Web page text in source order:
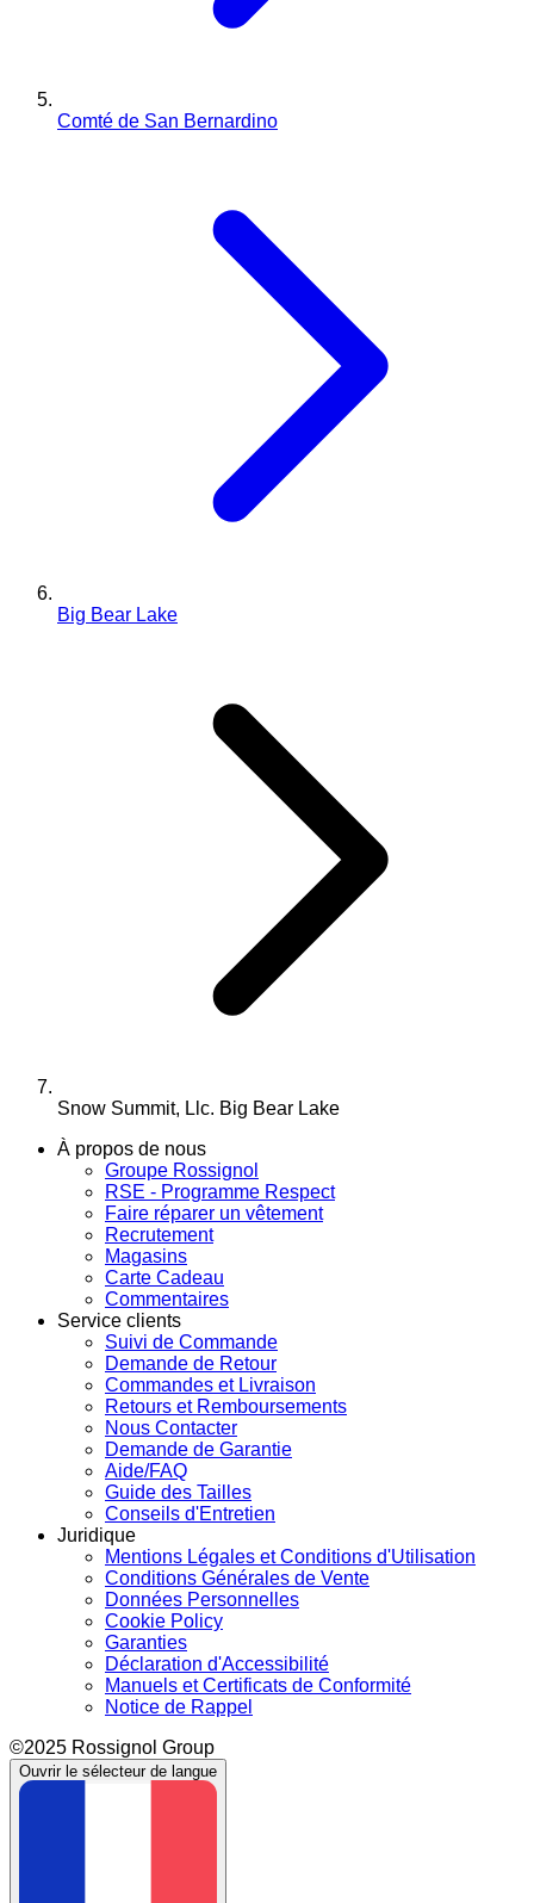
Comté de San Bernardino
Big Bear Lake
Snow Summit, Llc. Big Bear Lake
À propos de nous
Groupe Rossignol
RSE - Programme Respect
Faire réparer un vêtement
Recrutement
Magasins
Carte Cadeau
Commentaires
Service clients
Suivi de Commande
Demande de Retour
Commandes et Livraison
Retours et Remboursements
Nous Contacter
Demande de Garantie
Aide/FAQ
Guide des Tailles
Conseils d'Entretien
Juridique
Mentions Légales et Conditions d'Utilisation
Conditions Générales de Vente
Données Personnelles
Cookie Policy
Garanties
Déclaration d'Accessibilité
Manuels et Certificats de Conformité
Notice de Rappel
©2025 Rossignol Group
Ouvrir le sélecteur de langue